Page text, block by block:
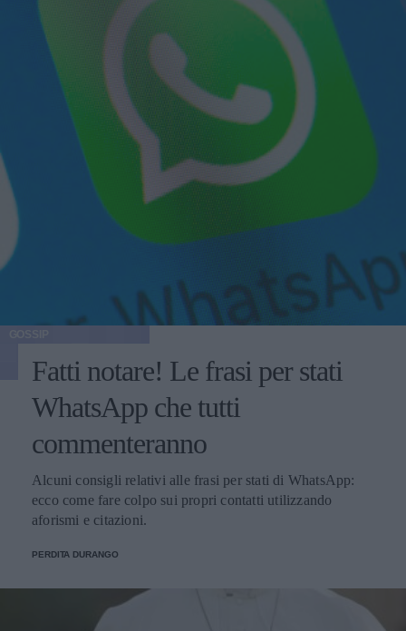
Fatti notare! Le frasi per stati
WhatsApp che tutti
commenteranno
Alcuni consigli relativi alle frasi per stati di WhatsApp:
ecco come fare colpo sui propri contatti utilizzando
aforismi e citazioni.
PERDITA DURANGO